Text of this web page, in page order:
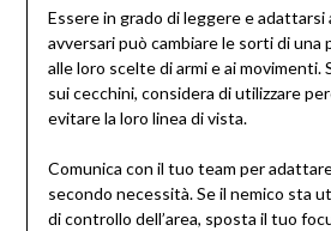
Essere in grado di leggere e
avversari può cambiare le sorti di una
alle loro scelte di armi e ai
sui cecchini, considera di utilizzare
evitare la loro linea di vista.
Comunica con il tuo team per
secondo necessità. Se il nemico sta
di controllo dell’area, sposta il tuo